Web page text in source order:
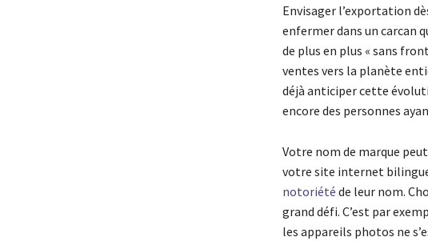
Envisager l’exportation
enfermer dans un carcan
de plus en plus « sans
ventes vers la planète
déjà anticiper cette
encore des personnes
Votre nom de marque
votre site internet
notoriété de leur nom.
grand défi. C’est par
les appareils photos ne